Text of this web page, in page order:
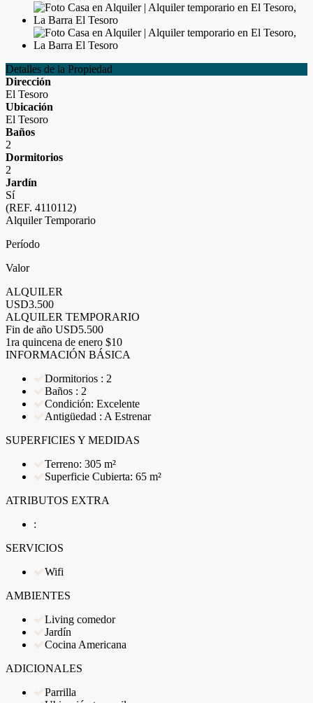
Detalles de la Propiedad
Dirección
El Tesoro
Ubicación
El Tesoro
Baños
2
Dormitorios
2
Jardín
Sí
(REF. 4110112)
Alquiler Temporario
Período
Valor
ALQUILER
USD3.500
ALQUILER TEMPORARIO
Fin de año USD5.500
1ra quincena de enero $10
INFORMACIÓN BÁSICA
Dormitorios : 2
Baños : 2
Condición: Excelente
Antigüedad : A Estrenar
SUPERFICIES Y MEDIDAS
Terreno: 305 m²
Superficie Cubierta: 65 m²
ATRIBUTOS EXTRA
:
SERVICIOS
Wifi
AMBIENTES
Living comedor
Jardín
Cocina Americana
ADICIONALES
Parrilla